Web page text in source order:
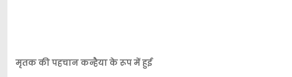
मृतक की पहचान कन्हैया के रूप में हुई